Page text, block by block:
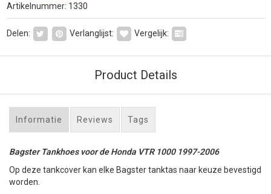
Artikelnummer: 1330
Delen: Verlanglijst: Vergelijk:
Product Details
Informatie Reviews Tags
Bagster Tankhoes voor de Honda VTR 1000 1997-2006
Op deze tankcover kan elke Bagster tanktas naar keuze bevestigd
worden.